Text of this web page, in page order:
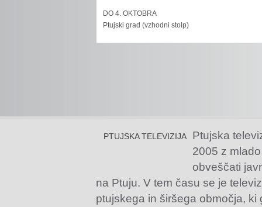
DO 4. OKTOBRA
Ptujski grad (vzhodni stolp)
PTUJSKA TELEVIZIJA
Ptujska
2005 z
obveščati
na Ptuju. V tem času se je
ptujskega in širšega območja,